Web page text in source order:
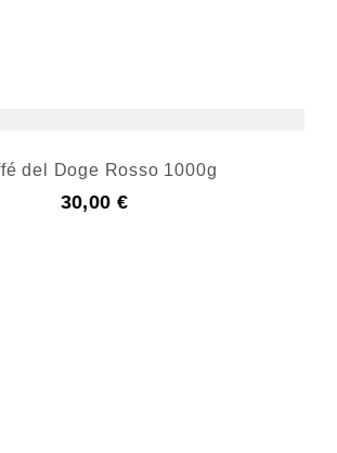
del Doge Rosso 1000g
30,00 €